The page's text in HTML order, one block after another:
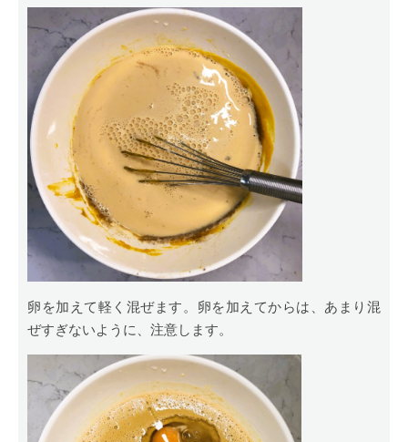
卵を加えて軽く混ぜます。卵を加えてからは、あまり混
ぜすぎないように、注意します。